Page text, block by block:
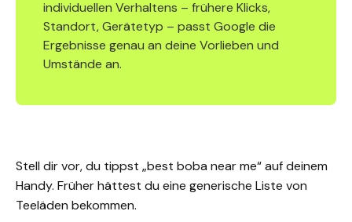
individuellen Verhaltens – frühere Klicks,
Standort, Gerätetyp – passt Google die
Ergebnisse genau an deine Vorlieben und
Umstände an.
Stell dir vor, du tippst „best boba near me“ auf deinem
Handy. Früher hättest du eine generische Liste von
Teeläden bekommen.